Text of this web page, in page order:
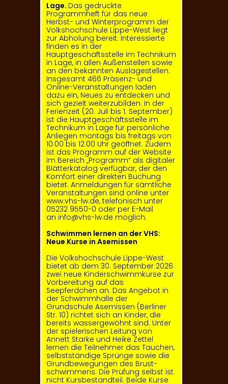
Lage. Das gedruckte
Programmheft für das neue
Herbst- und Winter­programm der
Volkshochschule Lippe-West liegt
zur Abholung bereit. Interessierte
finden es in der
Hauptgeschäftsstelle im Technikum
in Lage, in allen Außenstellen sowie
an den bekannten Auslagestellen.
Insgesamt 466 Präsenz- und
Online-Veranstaltungen laden
dazu ein, Neues zu entdecken und
sich gezielt weiterzubilden. In der
Ferienzeit (20. Juli bis 1. September)
ist die Hauptgeschäftsstelle im
Technikum in Lage für persönliche
Anliegen montags bis freitags von
10:00 bis 12:00 Uhr geöffnet. Zudem
ist das Programm auf der Website
im Bereich „Programm“ als digitaler
Blätterkatalog verfügbar, der den
Komfort einer direkten Buchung
bietet. Anmeldungen für sämtliche
Veranstaltungen sind online unter
www.vhs-lw.de, telefonisch unter
05232 9550-0 oder per E-Mail
an info@vhs-lw.de möglich.
Schwimmen lernen an der VHS:
Neue Kurse in Asemissen
Die Volkshochschule Lippe-West
bietet ab dem 30. September 2026
zwei neue Kinderschwimmkurse zur
Vorbereitung auf das
Seepferdchen an. Das Angebot in
der Schwimm­halle der
Grundschule Asemissen (Berliner
Str. 10) richtet sich an Kinder, die
bereits wassergewöhnt sind. Unter
der spielerischen Leitung von
Annett Starke und Heike Zettel
lernen die Teilnehmer das Tauchen,
selbstständige Sprünge sowie die
Grundbewegungen des Brust­
schwimmens. Die Prüfung selbst ist
nicht Kursbestandteil. Beide Kurse